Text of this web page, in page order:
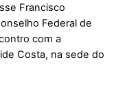
Francisco
Federal de
com a
Costa, na sede do